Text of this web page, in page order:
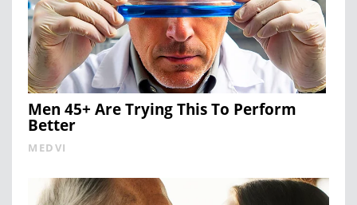
Men 45+ Are Trying This To Perform
Better
MEDVI